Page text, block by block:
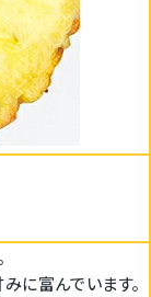
に富んでいます。